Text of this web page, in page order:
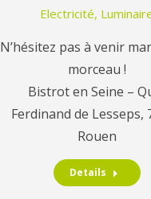
Electricité,
N’hésitez pas à venir
morceau !
Bistrot en Seine –
Ferdinand de Lesseps,
Rouen
Details